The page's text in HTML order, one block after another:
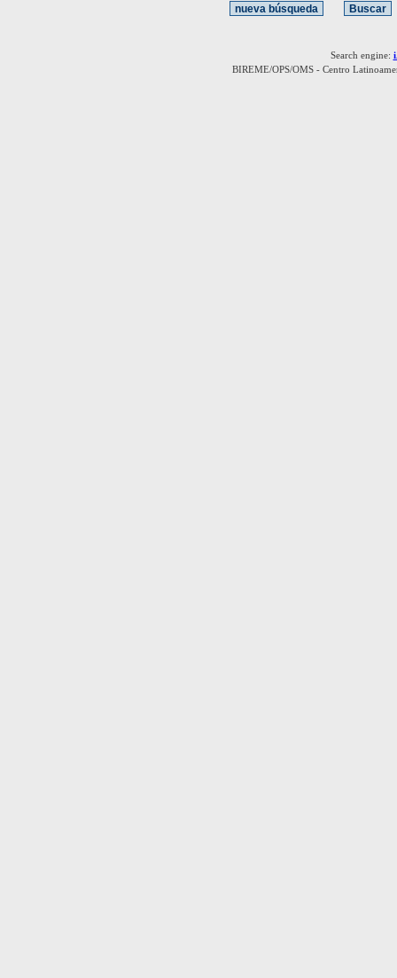
Search engine:
BIREME/OPS/OMS - Centro